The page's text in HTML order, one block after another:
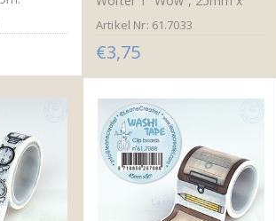
5m.
Artikel Nr: 61.7033
€3,75